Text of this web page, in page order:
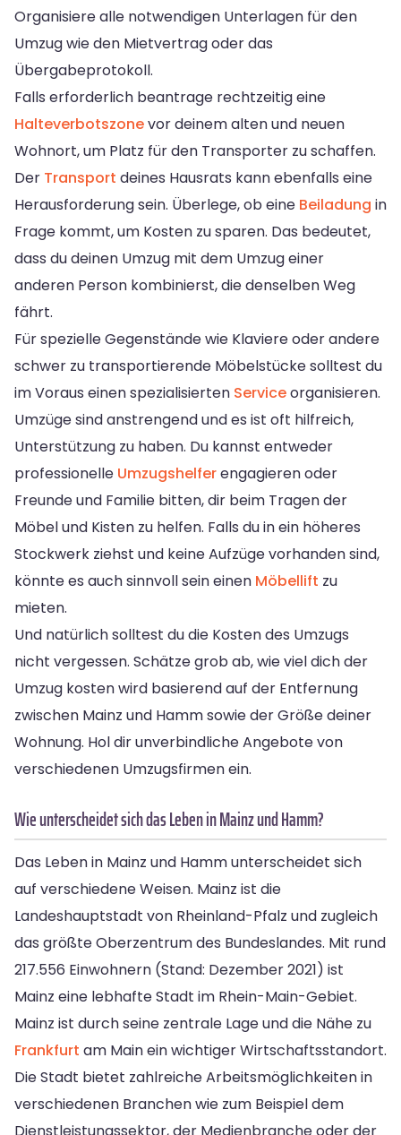
Organisiere alle notwendigen Unterlagen für den
Umzug wie den Mietvertrag oder das
Übergabeprotokoll.
Falls erforderlich beantrage rechtzeitig eine
Halteverbotszonevor deinem alten und neuen
Wohnort, um Platz für den Transporter zu schaffen.
Der Transport deines Hausrats kann ebenfalls eine
Herausforderung sein. Überlege, ob eine Beiladung in
Frage kommt, um Kosten zu sparen. Das bedeutet,
dass du deinen Umzug mit dem Umzug einer
anderen Person kombinierst, die denselben Weg
fährt.
Für spezielle Gegenstände wie Klaviere oder andere
schwer zu transportierende Möbelstücke solltest du
im Voraus einen spezialisierten Serviceorganisieren.
Umzüge sind anstrengend und es ist oft hilfreich,
Unterstützung zu haben. Du kannst entweder
professionelle Umzugshelferengagieren oder
Freunde und Familie bitten, dir beim Tragen der
Möbel und Kisten zu helfen. Falls du in ein höheres
Stockwerk ziehst und keine Aufzüge vorhanden sind,
könnte es auch sinnvoll sein einen Möbellift zu
mieten.
Und natürlich solltest du die Kosten des Umzugs
nicht vergessen. Schätze grob ab, wie viel dich der
Umzug kosten wird basierend auf der Entfernung
zwischen Mainz und Hamm sowie der Größe deiner
Wohnung. Hol dir unverbindliche Angebote von
verschiedenen Umzugsfirmen ein.
Wie unterscheidet sich das Leben in Mainz und Hamm?
Das Leben in Mainz und Hamm unterscheidet sich
auf verschiedene Weisen. Mainz ist die
Landeshauptstadt von Rheinland-Pfalz und zugleich
das größte Oberzentrum des Bundeslandes. Mit rund
217.556 Einwohnern (Stand: Dezember 2021) ist
Mainz eine lebhafte Stadt im Rhein-Main-Gebiet.
Mainz ist durch seine zentrale Lage und die Nähe zu
Frankfurt am Main ein wichtiger Wirtschaftsstandort.
Die Stadt bietet zahlreiche Arbeitsmöglichkeiten in
verschiedenen Branchen wie zum Beispiel dem
Dienstleistungssektor, der Medienbranche oder der